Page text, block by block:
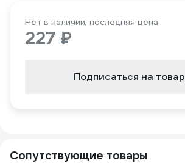
Нет в наличии, последняя цена
227 ₽
Подписаться на товар
Сопутствующие товары